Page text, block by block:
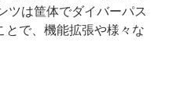
ツは筐体でダイバーパス
とで、機能拡張や様々な